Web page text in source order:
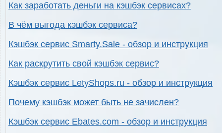
Как заработать деньги на кэшбэк сервисах?
В чём выгода кэшбэк сервиса?
Кэшбэк сервис Smarty.Sale - обзор и инструкция
Как раскрутить свой кэшбэк сервис?
Кэшбэк сервис LetyShops.ru - обзор и инструкция
Почему кэшбэк может быть не зачислен?
Кэшбэк сервис Ebates.com - обзор и инструкция